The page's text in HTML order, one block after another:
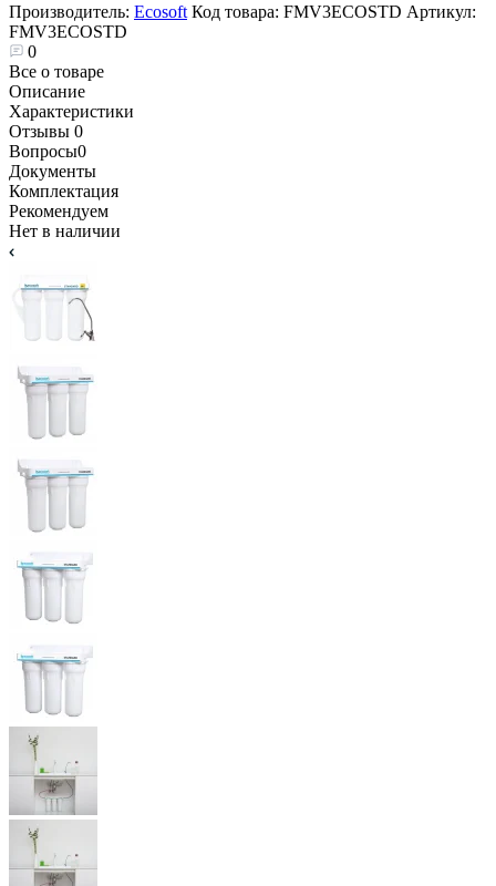
Производитель: Ecosoft Код товара: FMV3ECOSTD Артикул:
FMV3ECOSTD
0
Все о товаре
Описание
Характеристики
Отзывы 0
Вопросы0
Документы
Комплектация
Рекомендуем
Нет в наличии